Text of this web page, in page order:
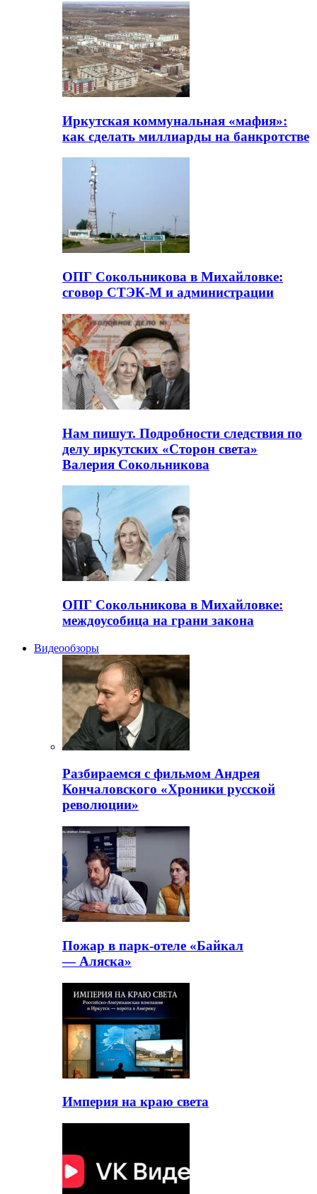
Иркутская коммунальная «мафия»:
как сделать миллиарды на банкротстве
ОПГ Сокольникова в Михайловке:
сговор СТЭК-М и администрации
Нам пишут. Подробности следствия по
делу иркутских «Сторон света»
Валерия Сокольникова
ОПГ Сокольникова в Михайловке:
междоусобица на грани закона
Видеообзоры
Разбираемся с фильмом Андрея
Кончаловского «Хроники русской
революции»
Пожар в парк-отеле «Байкал
— Аляска»
Империя на краю света